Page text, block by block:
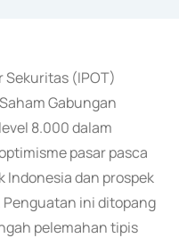
Sekuritas (IPOT)
Gabungan
8.000 dalam
pasar pasca
Indonesia dan prospek
Penguatan ini ditopang
pelemahan tipis